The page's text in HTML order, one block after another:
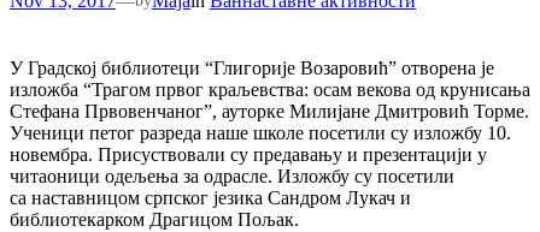
У Градској библиотеци “Глигорије Возаровић” отворена је
изложба “Трагом првог краљевства: осам векова од крунисања
Стефана Првовенчаног”, ауторке Милијане Дмитровић Торме.
Ученици петог разреда наше школе посетили су изложбу 10.
новембра. Присуствовали су предавању и презентацији у
читаоници одељења за одрасле. Изложбу су посетили
са наставницом српског језика Сандром Лукач и
библиотекарком Драгицом Пољак.